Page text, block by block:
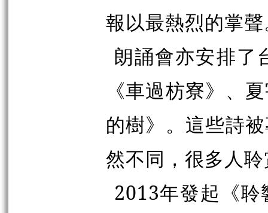
報以最熱烈的掌
朗誦會亦安排了
《車過枋寮》、
的樹》。這些詩
然不同，很多人
2013年發起《